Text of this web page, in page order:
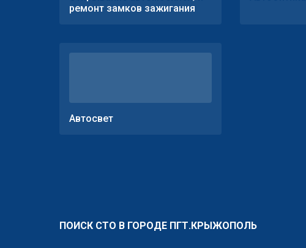
ремонт замков зажигания
Автосвет
ПОИСК СТО В ГОРОДЕ ПГТ.КРЫЖОПОЛЬ